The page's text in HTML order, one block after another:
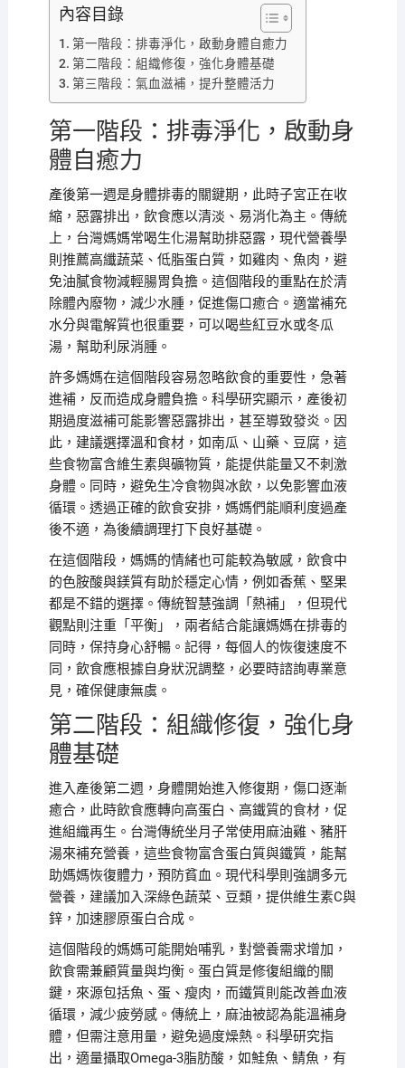
內容目錄
第一階段：排毒淨化，啟動身體自癒力
第二階段：組織修復，強化身體基礎
第三階段：氣血滋補，提升整體活力
第一階段：排毒淨化，啟動身
體自癒力
產後第一週是身體排毒的關鍵期，此時子宮正在收
縮，惡露排出，飲食應以清淡、易消化為主。傳統
上，台灣媽媽常喝生化湯幫助排惡露，現代營養學
則推薦高纖蔬菜、低脂蛋白質，如雞肉、魚肉，避
免油膩食物減輕腸胃負擔。這個階段的重點在於清
除體內廢物，減少水腫，促進傷口癒合。適當補充
水分與電解質也很重要，可以喝些紅豆水或冬瓜
湯，幫助利尿消腫。
許多媽媽在這個階段容易忽略飲食的重要性，急著
進補，反而造成身體負擔。科學研究顯示，產後初
期過度滋補可能影響惡露排出，甚至導致發炎。因
此，建議選擇溫和食材，如南瓜、山藥、豆腐，這
些食物富含維生素與礦物質，能提供能量又不刺激
身體。同時，避免生冷食物與冰飲，以免影響血液
循環。透過正確的飲食安排，媽媽們能順利度過產
後不適，為後續調理打下良好基礎。
在這個階段，媽媽的情緒也可能較為敏感，飲食中
的色胺酸與鎂質有助於穩定心情，例如香蕉、堅果
都是不錯的選擇。傳統智慧強調「熱補」，但現代
觀點則注重「平衡」，兩者結合能讓媽媽在排毒的
同時，保持身心舒暢。記得，每個人的恢復速度不
同，飲食應根據自身狀況調整，必要時諮詢專業意
見，確保健康無虞。
第二階段：組織修復，強化身
體基礎
進入產後第二週，身體開始進入修復期，傷口逐漸
癒合，此時飲食應轉向高蛋白、高鐵質的食材，促
進組織再生。台灣傳統坐月子常使用麻油雞、豬肝
湯來補充營養，這些食物富含蛋白質與鐵質，能幫
助媽媽恢復體力，預防貧血。現代科學則強調多元
營養，建議加入深綠色蔬菜、豆類，提供維生素C與
鋅，加速膠原蛋白合成。
這個階段的媽媽可能開始哺乳，對營養需求增加，
飲食需兼顧質量與均衡。蛋白質是修復組織的關
鍵，來源包括魚、蛋、瘦肉，而鐵質則能改善血液
循環，減少疲勞感。傳統上，麻油被認為能溫補身
體，但需注意用量，避免過度燥熱。科學研究指
出，適量攝取Omega-3脂肪酸，如鮭魚、鯖魚，有